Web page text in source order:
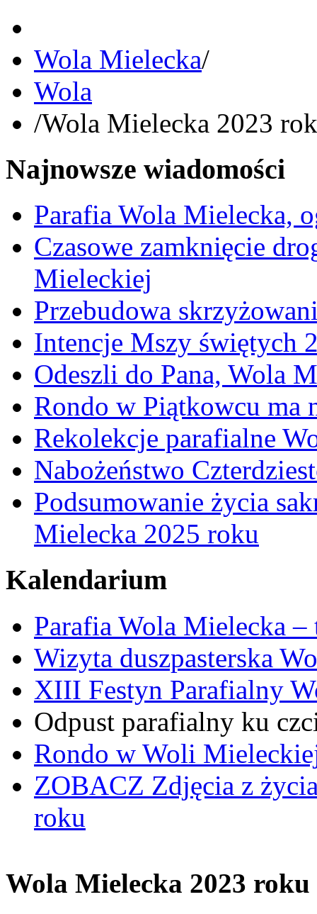
Wola Mielecka/
Wola
/Wola Mielecka 2023
Najnowsze wiadomości
Parafia Wola Mielecka,
Czasowe zamknięcie
Mieleckiej
Przebudowa
Intencje Mszy świętych
Odeszli do Pana, Wola
Rondo w Piątkowcu ma
Rekolekcje parafialne
Nabożeństwo
Podsumowanie życia
Mielecka 2025 roku
Kalendarium
Parafia Wola Mielecka
Wizyta duszpasterska
XIII Festyn Parafialny
Odpust parafialny ku
Rondo w Woli
ZOBACZ Zdjęcia z
roku
Wola Mielecka 2023 roku